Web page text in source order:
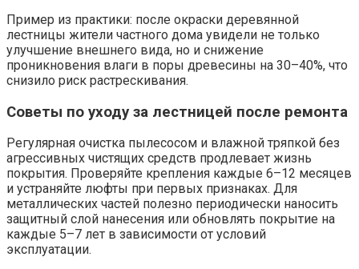
Пример из практики: после окраски деревянной
лестницы жители частного дома увидели не только
улучшение внешнего вида, но и снижение
проникновения влаги в поры древесины на 30–40%, что
снизило риск растрескивания.
Советы по уходу за лестницей после ремонта
Регулярная очистка пылесосом и влажной тряпкой без
агрессивных чистящих средств продлевает жизнь
покрытия. Проверяйте крепления каждые 6–12 месяцев
и устраняйте люфты при первых признаках. Для
металлических частей полезно периодически наносить
защитный слой нанесения или обновлять покрытие на
каждые 5–7 лет в зависимости от условий
эксплуатации.